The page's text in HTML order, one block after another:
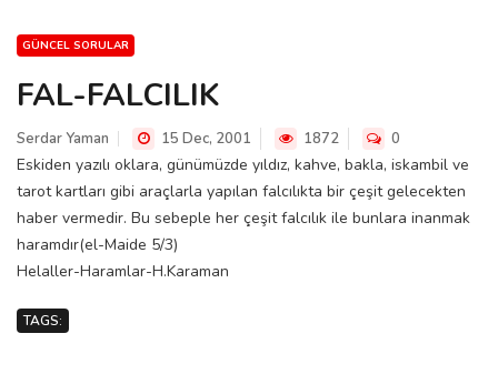
GÜNCEL SORULAR
FAL-FALCILIK
Serdar Yaman 15 Dec, 2001 1872 0
Eskiden yazılı oklara, günümüzde yıldız, kahve, bakla, iskambil ve
tarot kartları gibi araçlarla yapılan falcılıkta bir çeşit gelecekten
haber vermedir. Bu sebeple her çeşit falcılık ile bunlara inanmak
haramdır(el-Maide 5/3)
Helaller-Haramlar-H.Karaman
TAGS: